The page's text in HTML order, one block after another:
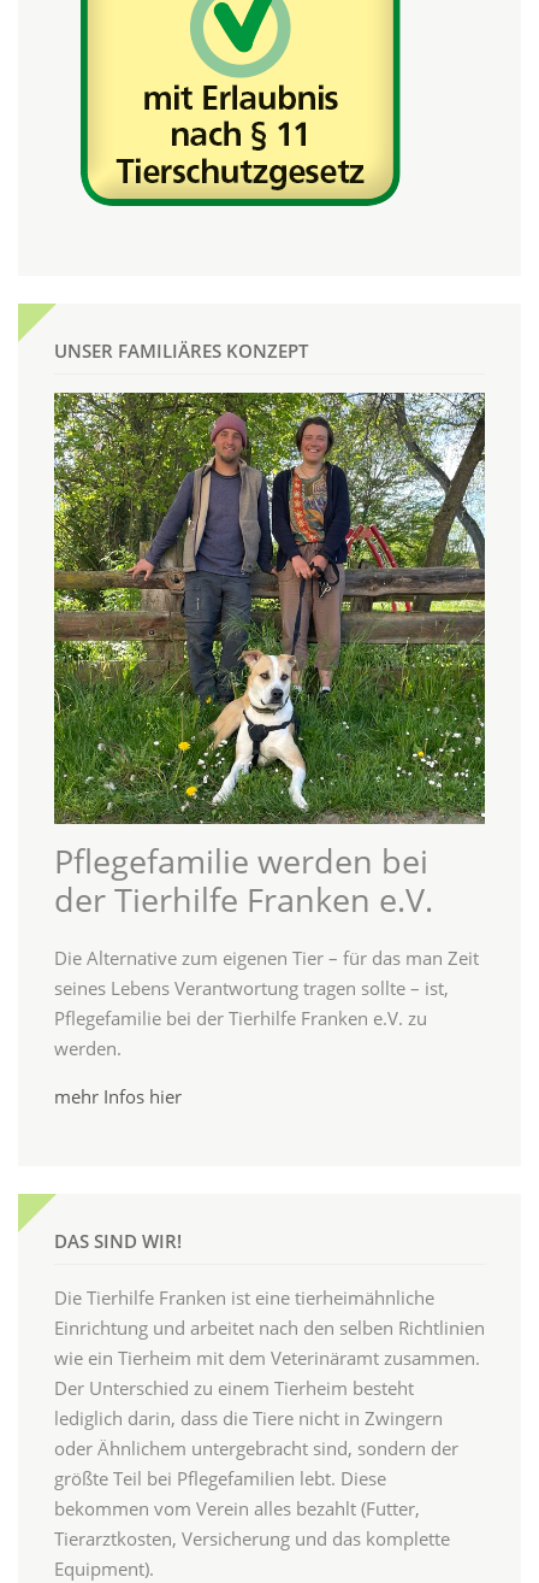
UNSER FAMILIÄRES KONZEPT
Pflegefamilie werden bei
der Tierhilfe Franken e.V.
Die Alternative zum eigenen Tier – für das man Zeit
seines Lebens Verantwortung tragen sollte – ist,
Pflegefamilie bei der Tierhilfe Franken e.V. zu
werden.
mehr Infos hier
DAS SIND WIR!
Die Tierhilfe Franken ist eine tierheimähnliche
Einrichtung und arbeitet nach den selben Richtlinien
wie ein Tierheim mit dem Veterinäramt zusammen.
Der Unterschied zu einem Tierheim besteht
lediglich darin, dass die Tiere nicht in Zwingern
oder Ähnlichem untergebracht sind, sondern der
größte Teil bei Pflegefamilien lebt. Diese
bekommen vom Verein alles bezahlt (Futter,
Tierarztkosten, Versicherung und das komplette
Equipment).